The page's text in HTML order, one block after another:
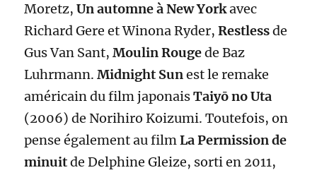
Moretz,Un automne à New Yorkavec
Richard Gere et Winona Ryder,Restlessde
Gus Van Sant,Moulin Rougede Baz
Luhrmann.Midnight Sunest le remake
américain du film japonaisTaiyō no Uta
(2006) de Norihiro Koizumi. Toutefois, on
pense également au filmLa Permission de
minuitde Delphine Gleize, sorti en 2011,